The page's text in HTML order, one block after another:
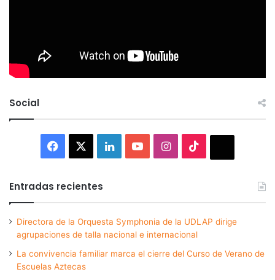
Social
Facebook LinkedInYouTubeInstagram
Entradas recientes
Directora de la Orquesta Symphonia de la UDLAP dirige
agrupaciones de talla nacional e internacional
La convivencia familiar marca el cierre del Curso de Verano de
Escuelas Aztecas